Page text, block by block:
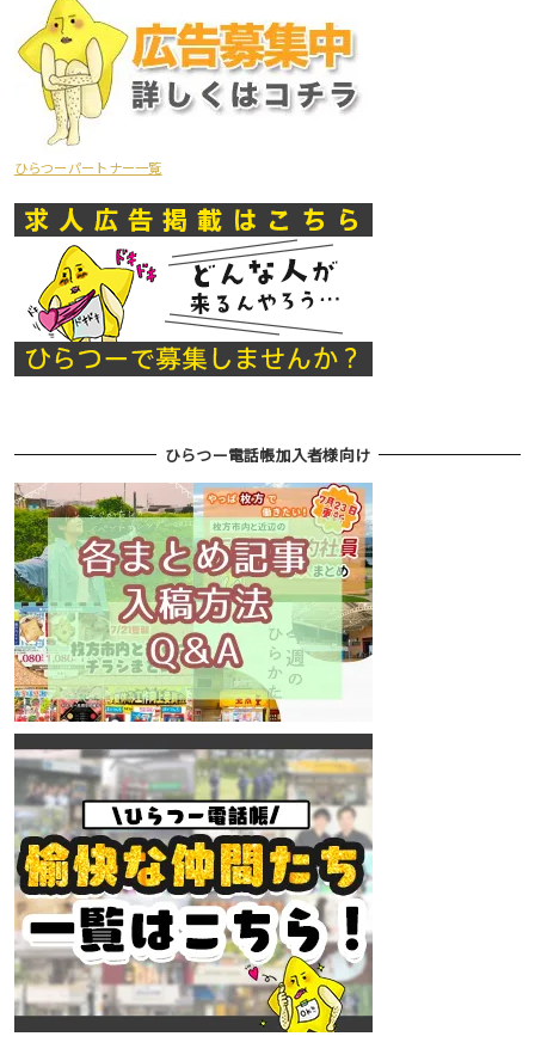
ひらつーパートナー一覧
ひらつー電話帳加入者様向け